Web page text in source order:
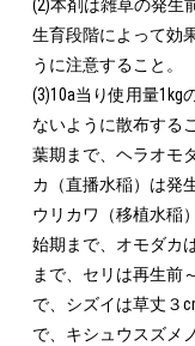
(2)本剤は雑草の発生
生育段階によって効
うに注意すること。
(3)10a当り使用量1kg
ないように散布する
葉期まで、ヘラオモ
カ（直播水稲）は発
ウリカワ（移植水稲
始期まで、オモダカ
まで、セリは再生前
で、シズイは草丈３
で、キシュウスズメ